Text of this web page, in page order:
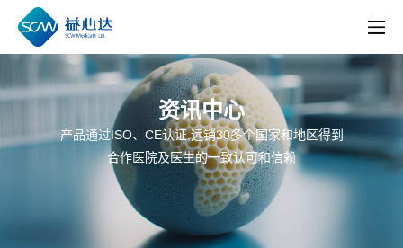
资讯中心
产品通过ISO、CE认证,远销30多个国家和地区得到
合作医院及医生的一致认可和信赖